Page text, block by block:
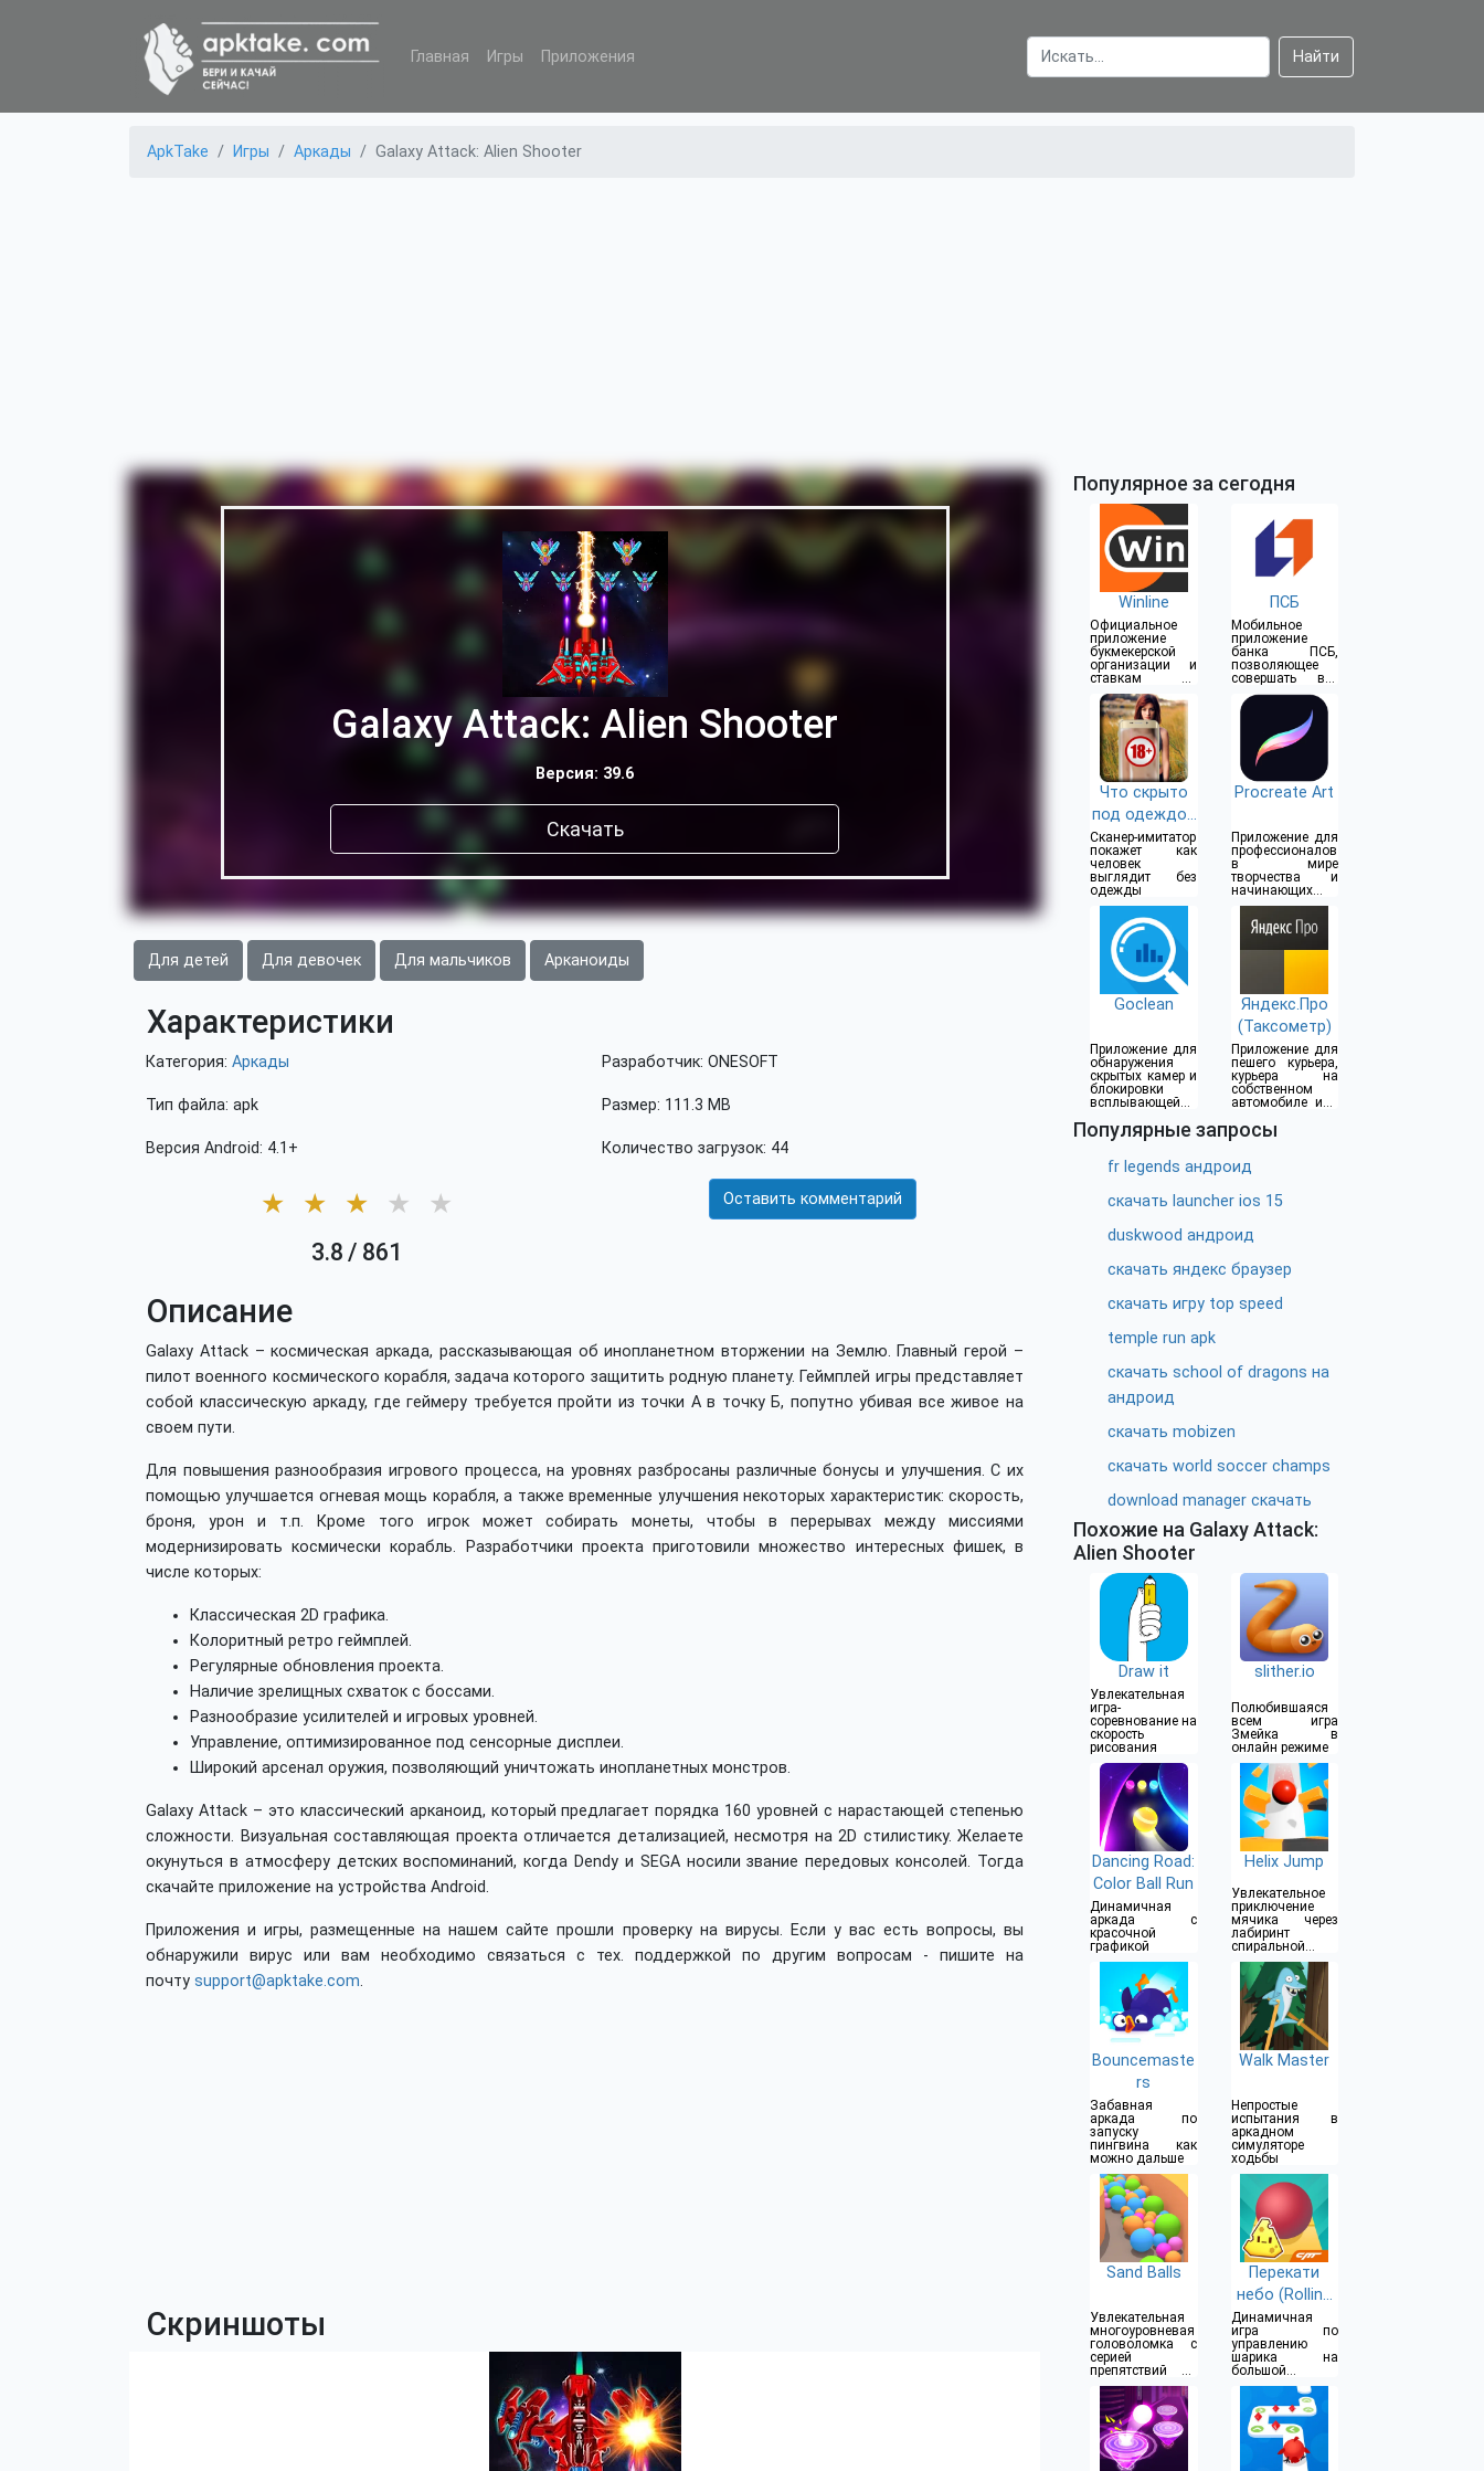
Главная Игры Приложения Найти
ApkTake Игры Аркады Galaxy Attack: Alien Shooter
Galaxy Attack: Alien Shooter
Версия: 39.6
Скачать
Для детей Для девочек Для мальчиков Арканоиды
Характеристики
Категория: Аркады
Тип файла: apk
Версия Android: 4.1+
Разработчик: ONESOFT
Размер: 111.3 MB
Количество загрузок: 44
★ ★ ★ ★ ★
3.8 / 861
Оставить комментарий
Описание
Galaxy Attack – космическая аркада, рассказывающая об инопланетном вторжении на Землю. Главный герой –
пилот военного космического корабля, задача которого защитить родную планету. Геймплей игры представляет
собой классическую аркаду, где геймеру требуется пройти из точки А в точку Б, попутно убивая все живое на
своем пути.
Для повышения разнообразия игрового процесса, на уровнях разбросаны различные бонусы и улучшения. С их
помощью улучшается огневая мощь корабля, а также временные улучшения некоторых характеристик: скорость,
броня, урон и т.п. Кроме того игрок может собирать монеты, чтобы в перерывах между миссиями
модернизировать космически корабль. Разработчики проекта приготовили множество интересных фишек, в
числе которых:
Классическая 2D графика.
Колоритный ретро геймплей.
Регулярные обновления проекта.
Наличие зрелищных схваток с боссами.
Разнообразие усилителей и игровых уровней.
Управление, оптимизированное под сенсорные дисплеи.
Широкий арсенал оружия, позволяющий уничтожать инопланетных монстров.
Galaxy Attack – это классический арканоид, который предлагает порядка 160 уровней с нарастающей степенью
сложности. Визуальная составляющая проекта отличается детализацией, несмотря на 2D стилистику. Желаете
окунуться в атмосферу детских воспоминаний, когда Dendy и SEGA носили звание передовых консолей. Тогда
скачайте приложение на устройства Android.
Приложения и игры, размещенные на нашем сайте прошли проверку на вирусы. Если у вас есть вопросы, вы
обнаружили вирус или вам необходимо связаться с тех. поддержкой по другим вопросам - пишите на
почту support@apktake.com.
Скриншоты
Популярное за сегодня
Winline
Официальное
приложение
букмекерской
организации и
ставкам на
спорт
ПСБ
Мобильное
приложение
банка ПСБ,
позволяющее
совершать все
операции прямо
из дома
Что скрыто
под одеждой
(18+)
Сканер-имитатор
покажет как
человек
выглядит без
одежды
Procreate Art
Приложение для
профессионалов
в мире
творчества и
начинающих
художников
Goclean
Приложение для
обнаружения
скрытых камер и
блокировки
всплывающей
Яндекс.Про
(Таксометр)
Приложение для
пешего курьера,
курьера на
собственном
автомобиле или
Популярные запросы
fr legends андроид
скачать launcher ios 15
duskwood андроид
скачать яндекс браузер
скачать игру top speed
temple run apk
скачать school of dragons на
андроид
скачать mobizen
скачать world soccer champs
download manager скачать
Похожие на Galaxy Attack:
Alien Shooter
Draw it
Увлекательная
игра-
соревнование на
скорость
рисования
slither.io
Полюбившаяся
всем игра
Змейка в
онлайн режиме
Dancing Road:
Color Ball Run
Динамичная
аркада с
красочной
графикой
Helix Jump
Увлекательное
приключение
мячика через
лабиринт
спиральной
башни
Bouncemaste
rs
Забавная
аркада по
запуску
пингвина как
можно дальше
Walk Master
Непростые
испытания в
аркадном
симуляторе
ходьбы
Sand Balls
Увлекательная
многоуровневая
головоломка с
серией
препятствий на
пути
Перекати
небо (Rolling
sky)
Динамичная
игра по
управлению
шарика на
большой
скорости